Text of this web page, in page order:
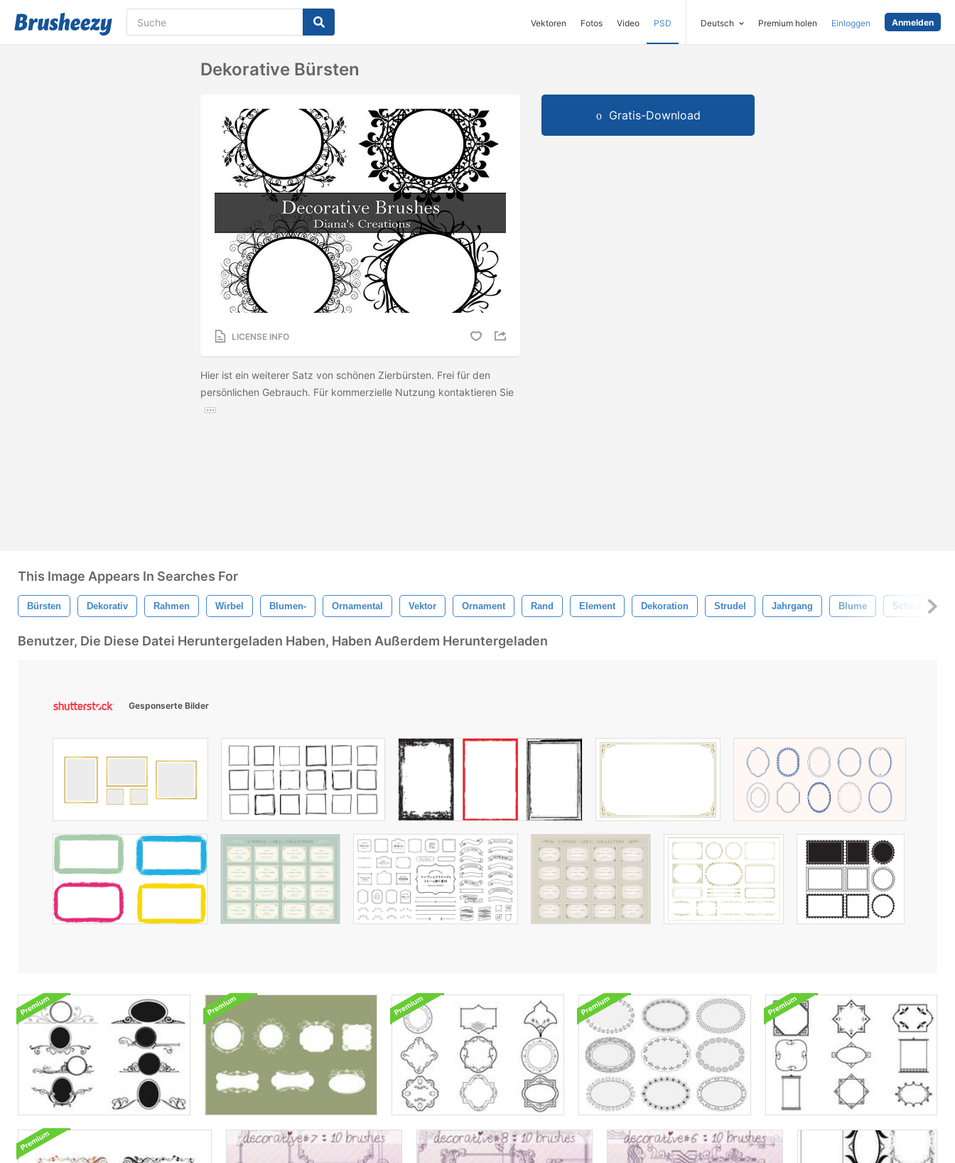
Vektoren Fotos Video PSD Deutsch Premium holen Einloggen Anmelden
Dekorative Bürsten
LICENSE INFO
Hier ist ein weiterer Satz von schönen Zierbürsten. Frei für den
persönlichen Gebrauch. Für kommerzielle Nutzung kontaktieren Sie
Gratis-Download
This Image Appears In Searches For
Bürsten Dekorativ Rahmen Wirbel Blumen- Ornamental Vektor Ornament Rand Element Dekoration Strudel Jahrgang Blume Schick
Benutzer, Die Diese Datei Heruntergeladen Haben, Haben Außerdem Heruntergeladen
Gesponserte Bilder